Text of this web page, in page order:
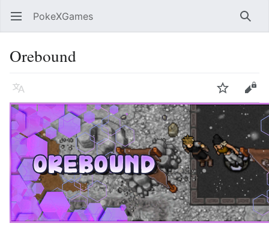
Abrir menu principal PokeXGames
Orebound
Idioma Vigiar Editar